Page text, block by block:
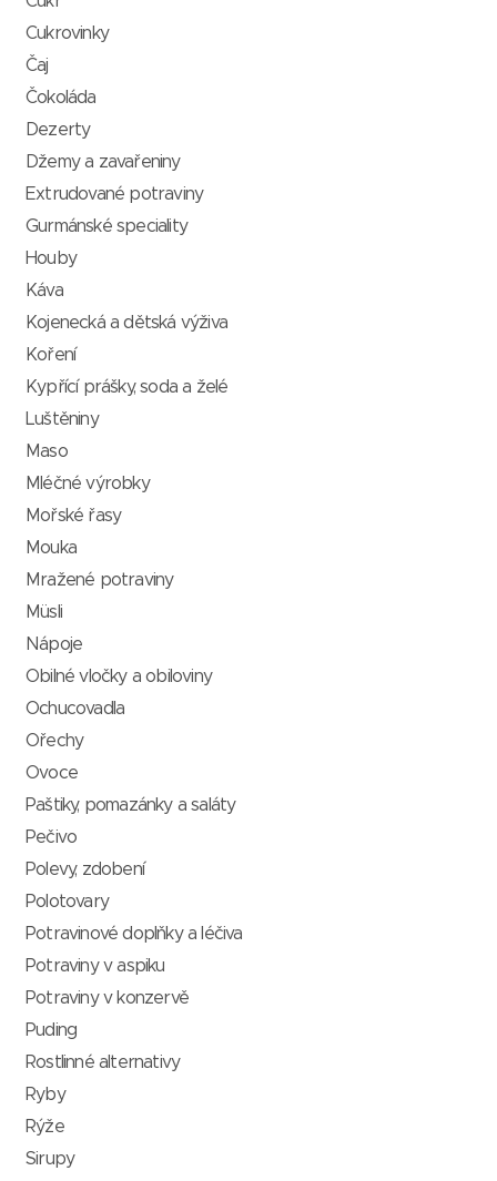
Cukrovinky
Čaj
Čokoláda
Dezerty
Džemy a zavařeniny
Extrudované potraviny
Gurmánské speciality
Houby
Káva
Kojenecká a dětská výživa
Koření
Kypřící prášky, soda a želé
Luštěniny
Maso
Mléčné výrobky
Mořské řasy
Mouka
Mražené potraviny
Müsli
Nápoje
Obilné vločky a obiloviny
Ochucovadla
Ořechy
Ovoce
Paštiky, pomazánky a saláty
Pečivo
Polevy, zdobení
Polotovary
Potravinové doplňky a léčiva
Potraviny v aspiku
Potraviny v konzervě
Puding
Rostlinné alternativy
Ryby
Rýže
Sirupy